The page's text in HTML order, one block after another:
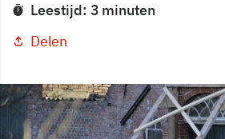
Leestijd: 3 minuten
Delen